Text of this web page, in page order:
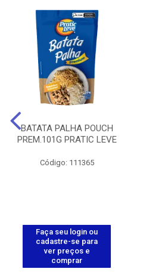
BATATA PALHA POUCH
PREM.101G PRATIC LEVE
Código: 111365
Faça seu login ou
cadastre-se para
ver preços e
comprar